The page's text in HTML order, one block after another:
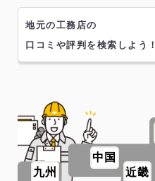
近畿
中国
九州
地元の工務店の
口コミや評判を検索しよう！